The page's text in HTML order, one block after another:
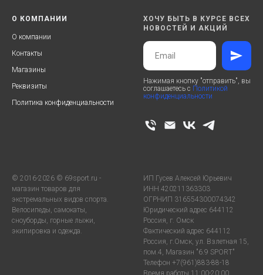
О КОМПАНИИ
О компании
Контакты
Магазины
Реквизиты
Политика конфиденциальности
ХОЧУ БЫТЬ В КУРСЕ ВСЕХ
НОВОСТЕЙ И АКЦИЙ
Нажимая кнопку "отправить", вы
соглашаетесь с Политикой
конфиденциальности
© 2016-2026 © 69sport.ru -
магазин товаров для
экстремальных видов спорта.
Велосипеды, самокаты,
сноуборды, горные лыжи,
экипировка и одежда.
ИП Гусев Алексей Юрьевич
ИНН 420211363303
ОГРНИП 316554300074342
Юридический адрес 644112
Россия, г. Омск
Фактический адрес 644112
Россия, г.Омск, ул. Взлетная 15,
пом.4, Магазин "6.9 SPORT"
Телефон +7(961)883-88-18